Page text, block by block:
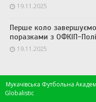
19.11.2025
Перше коло
поразками з ОФКІП-
19.11.2025
Мукачівська Футбольна
Globalistic